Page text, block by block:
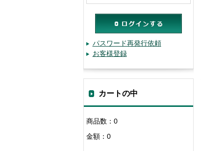
パスワード再発行依頼
お客様登録
カートの中
商品数：0
金額：0